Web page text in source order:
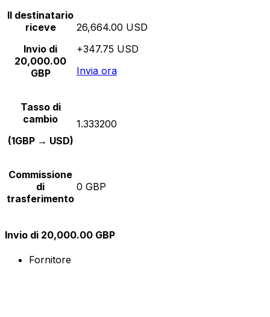
Il destinatario
riceve
Invio di
20,000.00
GBP
26,664.00 USD
+347.75 USD
Invia ora
Tasso di
cambio
(1GBP → USD)
1.333200
Commissione
di
trasferimento
0 GBP
Invio di 20,000.00 GBP
Fornitore